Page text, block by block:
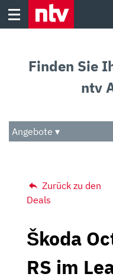
Skip
Audio
Das Beste
Finden Sie
ntv
Angebote ▾
Zurück zu den
Deals
Škoda
RS im